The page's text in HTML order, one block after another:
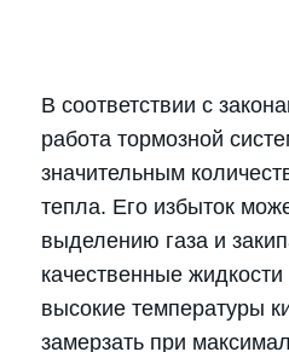
В соответствии с
работа тормозной
значительным
тепла. Его избыток
выделению газа и
качественные
высокие температуры
замерзать при